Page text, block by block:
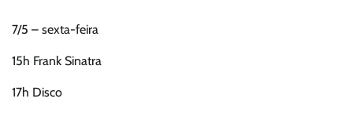
7/5 – sexta-feira
15h Frank Sinatra
17h Disco